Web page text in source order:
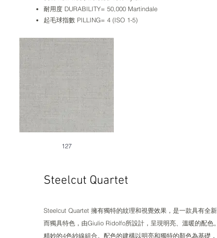
耐用度 DURABILITY= 50,000 Martindale
起毛球指數 PILLING= 4 (ISO 1-5)
127
Steelcut Quartet​​​​
Steelcut Quartet 擁有獨特的紋理和視覺效果，是一款具有全
而獨具特色，由Giulio Ridolfo所設計，呈現明亮、溫暖的配
精妙的4色紗線組合。配色的建構以明亮和獨特的顏色為基礎